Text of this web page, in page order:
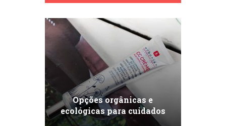
Opções orgânicas e
ecológicas para cuidados
capilares